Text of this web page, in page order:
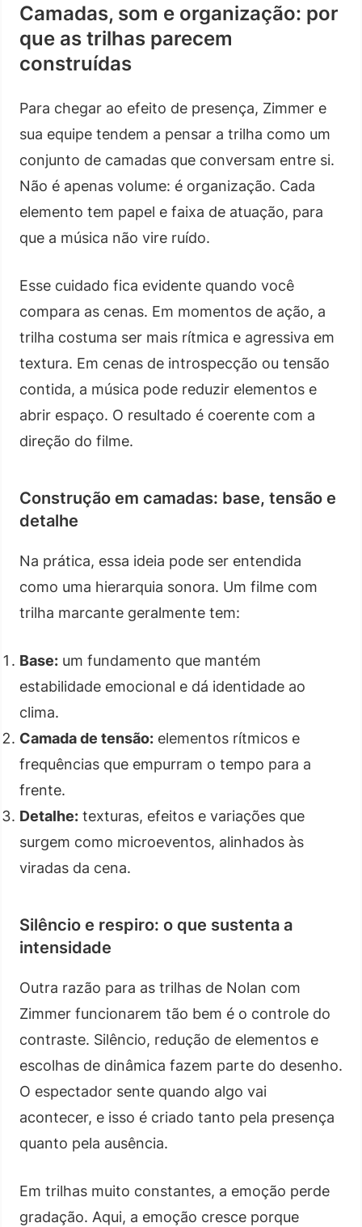
Camadas, som e organização: por
que as trilhas parecem
construídas
Para chegar ao efeito de presença, Zimmer e
sua equipe tendem a pensar a trilha como um
conjunto de camadas que conversam entre si.
Não é apenas volume: é organização. Cada
elemento tem papel e faixa de atuação, para
que a música não vire ruído.
Esse cuidado fica evidente quando você
compara as cenas. Em momentos de ação, a
trilha costuma ser mais rítmica e agressiva em
textura. Em cenas de introspecção ou tensão
contida, a música pode reduzir elementos e
abrir espaço. O resultado é coerente com a
direção do filme.
Construção em camadas: base, tensão e
detalhe
Na prática, essa ideia pode ser entendida
como uma hierarquia sonora. Um filme com
trilha marcante geralmente tem:
Base: um fundamento que mantém
estabilidade emocional e dá identidade ao
clima.
Camada de tensão: elementos rítmicos e
frequências que empurram o tempo para a
frente.
Detalhe: texturas, efeitos e variações que
surgem como microeventos, alinhados às
viradas da cena.
Silêncio e respiro: o que sustenta a
intensidade
Outra razão para as trilhas de Nolan com
Zimmer funcionarem tão bem é o controle do
contraste. Silêncio, redução de elementos e
escolhas de dinâmica fazem parte do desenho.
O espectador sente quando algo vai
acontecer, e isso é criado tanto pela presença
quanto pela ausência.
Em trilhas muito constantes, a emoção perde
gradação. Aqui, a emoção cresce porque